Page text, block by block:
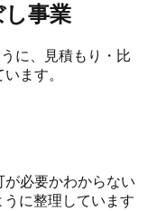
事業
に、見積もり・比
ます。
必要かわからない
に整理しています